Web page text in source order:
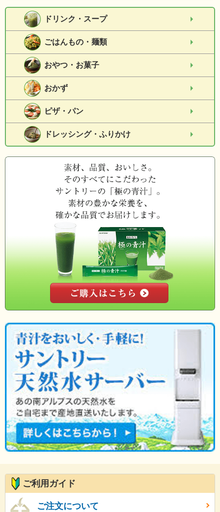
ドリンク・スープ
ごはんもの・麺類
おやつ・お菓子
おかず
ピザ・パン
ドレッシング・ふりかけ
ご利用ガイド
ご注文について